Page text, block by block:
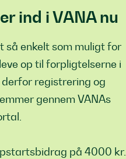
ind i VANA nu
så enkelt som muligt for
op til forpligtelserne i
registrering og
gennem VANAs
på 4000 kr.